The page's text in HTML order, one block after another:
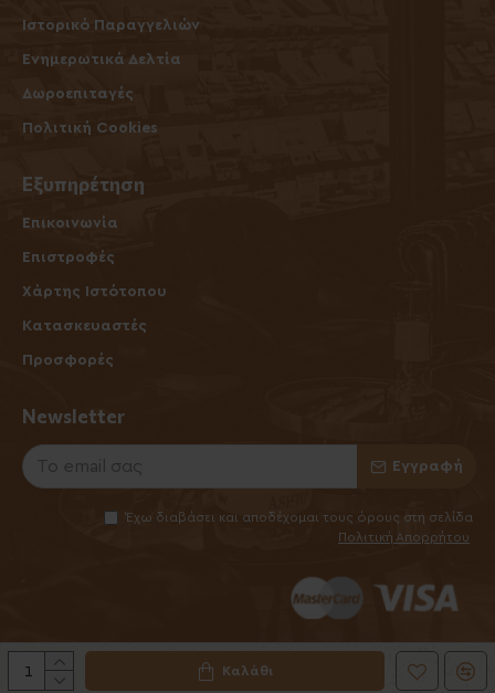
Καλάθι
Ιστορικό Παραγγελιών
Ενημερωτικά Δελτία
Δωροεπιταγές
Πολιτική Cookies
Εξυπηρέτηση
Επικοινωνία
Επιστροφές
Χάρτης Ιστότοπου
Κατασκευαστές
Προσφορές
Newsletter
Εγγραφή
Έχω διαβάσει και αποδέχομαι τους όρους στη σελίδα
Πολιτική Απορρήτου